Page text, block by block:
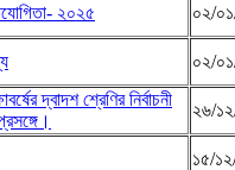
২০২৫ ০২/
০২/
দ্বাদশ শ্রেণির নির্বাচনী
২৬/
১৫/